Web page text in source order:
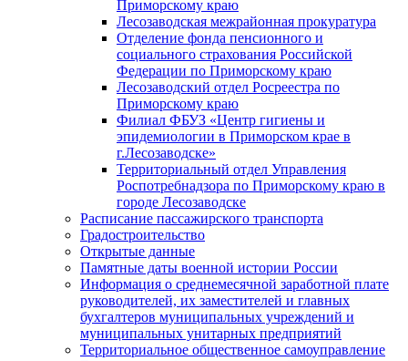
Приморскому краю
Лесозаводская межрайонная прокуратура
Отделение фонда пенсионного и
социального страхования Российской
Федерации по Приморскому краю
Лесозаводский отдел Росреестра по
Приморскому краю
Филиал ФБУЗ «Центр гигиены и
эпидемиологии в Приморском крае в
г.Лесозаводске»
Территориальный отдел Управления
Роспотребнадзора по Приморскому краю в
городе Лесозаводске
Расписание пассажирского транспорта
Градостроительство
Открытые данные
Памятные даты военной истории России
Информация о среднемесячной заработной плате
руководителей, их заместителей и главных
бухгалтеров муниципальных учреждений и
муниципальных унитарных предприятий
Территориальное общественное самоуправление